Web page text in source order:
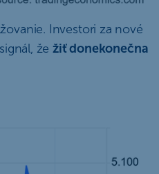
Investori za nové
žežiť donekonečna